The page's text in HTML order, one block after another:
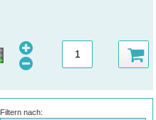
Filtern nach: